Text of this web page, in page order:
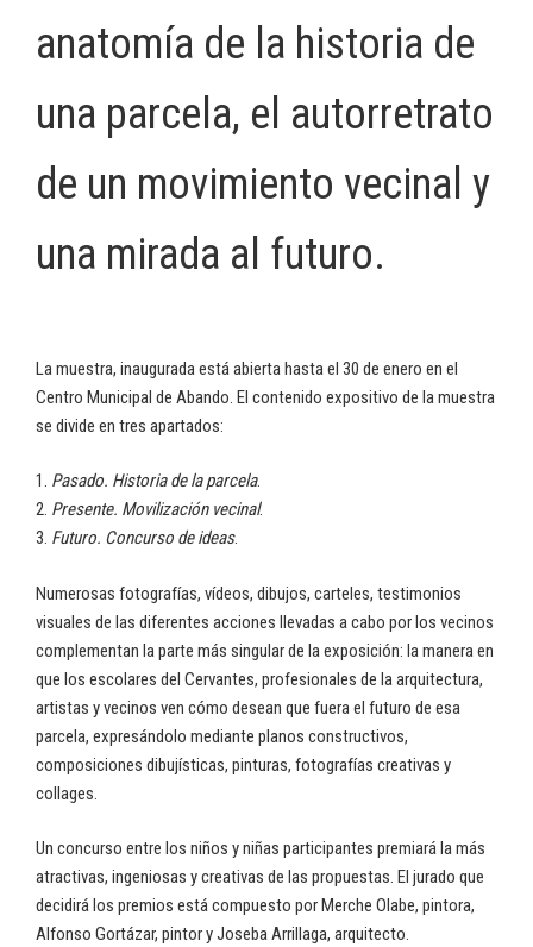
anatomía de la historia de
una parcela, el autorretrato
de un movimiento vecinal y
una mirada al futuro.
La muestra, inaugurada está abierta hasta el 30 de enero en el
Centro Municipal de Abando. El contenido expositivo de la muestra
se divide en tres apartados:
1. Pasado. Historia de la parcela.
2. Presente. Movilización vecinal.
3. Futuro. Concurso de ideas.
Numerosas fotografías, vídeos, dibujos, carteles, testimonios
visuales de las diferentes acciones llevadas a cabo por los vecinos
complementan la parte más singular de la exposición: la manera en
que los escolares del Cervantes, profesionales de la arquitectura,
artistas y vecinos ven cómo desean que fuera el futuro de esa
parcela, expresándolo mediante planos constructivos,
composiciones dibujísticas, pinturas, fotografías creativas y
collages.
Un concurso entre los niños y niñas participantes premiará la más
atractivas, ingeniosas y creativas de las propuestas. El jurado que
decidirá los premios está compuesto por Merche Olabe, pintora,
Alfonso Gortázar, pintor y Joseba Arrillaga, arquitecto.